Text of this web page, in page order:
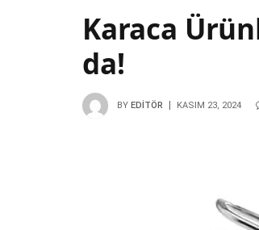
Karaca
da!
BY EDITÖR KASIM 23, 2024